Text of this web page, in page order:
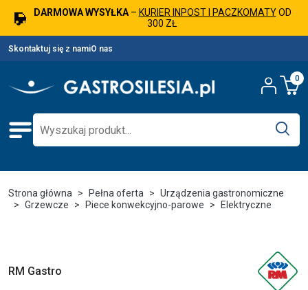
DARMOWA WYSYŁKA– KURIER INPOST I PACZKOMATYOD
300 ZŁ
Skontaktuj się z namiO nas
0
Strona główna Pełna oferta
Urządzenia gastronomiczne
Grzewcze
Piece konwekcyjno-parowe Elektryczne
RM Gastro